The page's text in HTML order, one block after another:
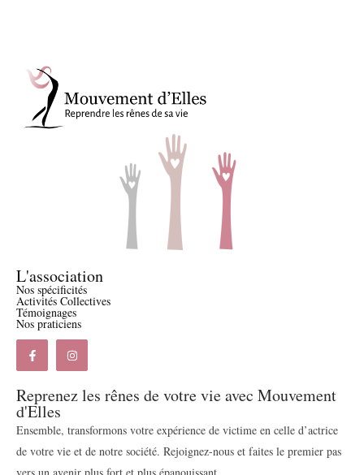
L'association
Nos spécificités
Activités Collectives
Témoignages
Nos praticiens
Reprenez les rênes de votre vie avec Mouvement
d'Elles
Ensemble, transformons votre expérience de victime en celle d’actrice
de votre vie et de notre société. Rejoignez-nous et faites le premier pas